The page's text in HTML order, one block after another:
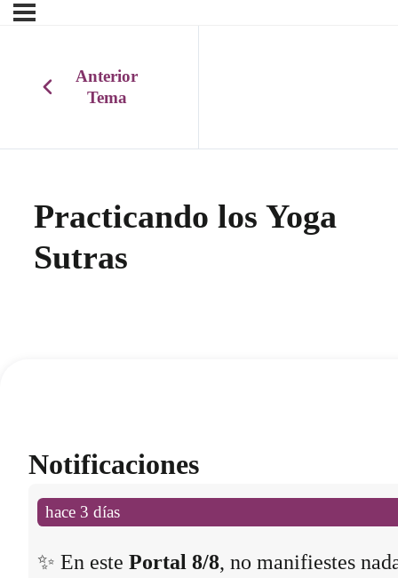
Anterior
Tema
Practicando los Yoga
Sutras
Notificaciones
hace 3 días
✨ En este Portal 8/8, no manifiestes